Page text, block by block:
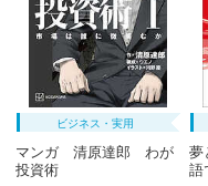
ビジネス・実用
マンガ 清原達郎 わが
投資術
夢
語